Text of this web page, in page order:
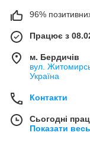
96%
Працює з
м. Бердичів
вул.
Україна
Контакти
Сьогодні
Показати